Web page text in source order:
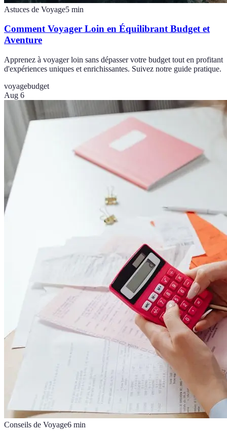
Astuces de Voyage5 min
Comment Voyager Loin en Équilibrant Budget et
Aventure
Apprenez à voyager loin sans dépasser votre budget tout en profitant
d'expériences uniques et enrichissantes. Suivez notre guide pratique.
voyagebudget
Aug 6
Conseils de Voyage6 min